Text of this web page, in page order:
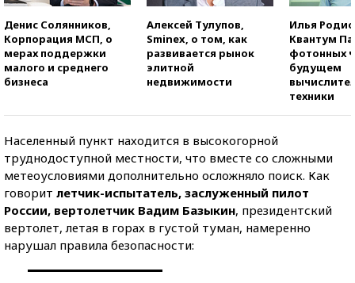
Денис Солянников,
Корпорация МСП, о
мерах поддержки
малого и среднего
бизнеса
Алексей Тулупов,
Sminex, о том, как
развивается рынок
элитной
недвижимости
Илья
Квантум
фотонных
будущем
техники
Населенный пункт находится в высокогорной
труднодоступной местности, что вместе со сложными
метеоусловиями дополнительно осложняло поиск. Как
говорит летчик-испытатель, заслуженный пилот
России, вертолетчик Вадим Базыкин, президентский
вертолет, летая в горах в густой туман, намеренно
нарушал правила безопасности: